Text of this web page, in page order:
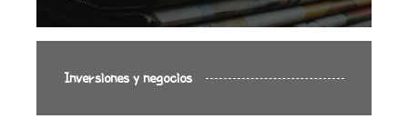
Inversiones y negocios